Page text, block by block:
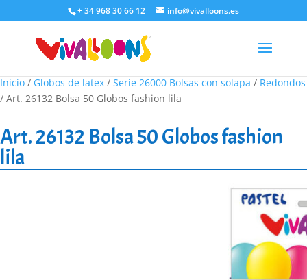
+ 34 968 30 66 12 info@vivalloons.es
Inicio / Globos de latex / Serie 26000 Bolsas con solapa / Redondos
/ Art. 26132 Bolsa 50 Globos fashion lila
Art. 26132 Bolsa 50 Globos fashion
lila